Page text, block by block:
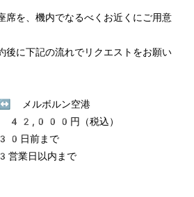
席を、機内でなるべくお近くにご用意
後に下記の流れでリクエストをお願い
メルボルン空港
ま 42,000円（税込）
30日前まで
営業日以内まで